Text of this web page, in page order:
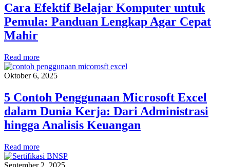
Cara Efektif Belajar Komputer untuk
Pemula: Panduan Lengkap Agar Cepat
Mahir
Read more
Oktober 6, 2025
5 Contoh Penggunaan Microsoft Excel
dalam Dunia Kerja: Dari Administrasi
hingga Analisis Keuangan
Read more
September 2, 2025